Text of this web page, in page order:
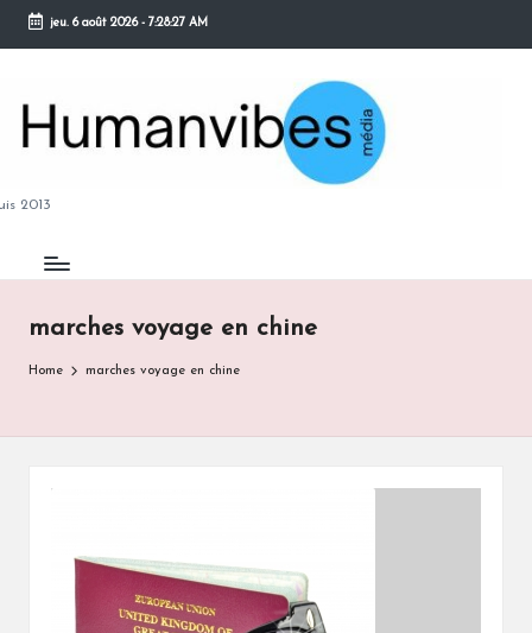
Skip
content
jeu. 6 août 2026- 7:28:28 AM
2013
marches voyage en chine
Home marches voyage en chine